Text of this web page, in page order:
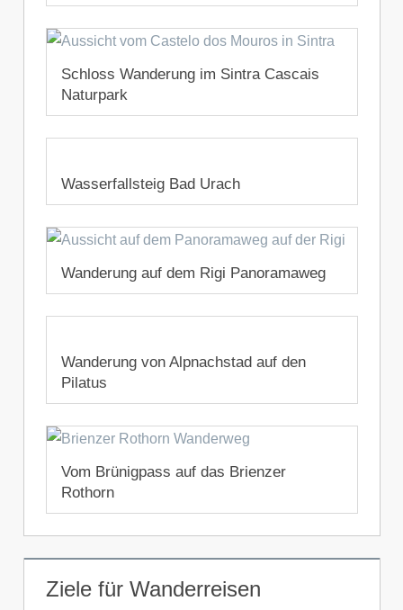
11. Juli 2022
Schloss Wanderung im Sintra Cascais
Naturpark
20. August 2020
Wasserfallsteig Bad Urach
15. November 2019
Wanderung auf dem Rigi Panoramaweg
4. November 2019
Wanderung von Alpnachstad auf den
Pilatus
29. Oktober 2019
Vom Brünigpass auf das Brienzer
Rothorn
19. Oktober 2019
Ziele für Wanderreisen